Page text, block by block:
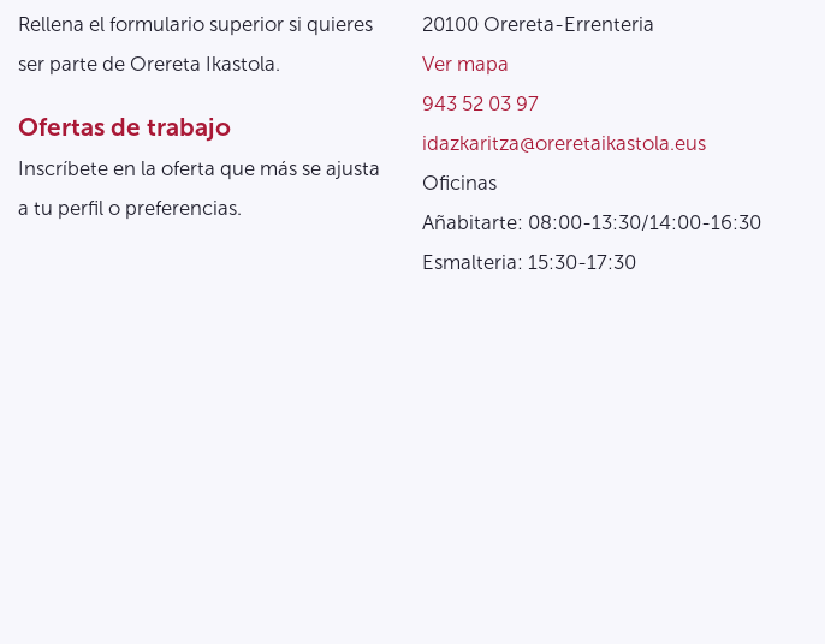
Rellena el formulario superior si quieres
ser parte de Orereta Ikastola.
Ofertas de trabajo
Inscríbete en la oferta que más se ajusta
a tu perfil o preferencias.
20100 Orereta-Errenteria
Ver mapa
943 52 03 97
idazkaritza@oreretaikastola.eus
Oficinas
Añabitarte: 08:00-13:30/14:00-16:30
Esmalteria: 15:30-17:30